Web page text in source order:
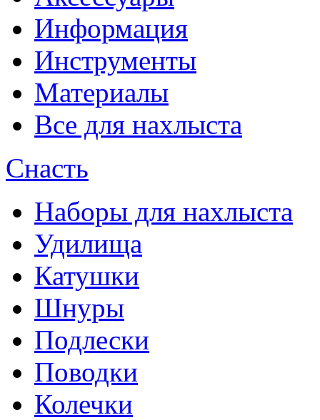
Информация
Инструменты
Материалы
Все для нахлыста
Снасть
Наборы для нахлыста
Удилища
Катушки
Шнуры
Подлески
Поводки
Колечки